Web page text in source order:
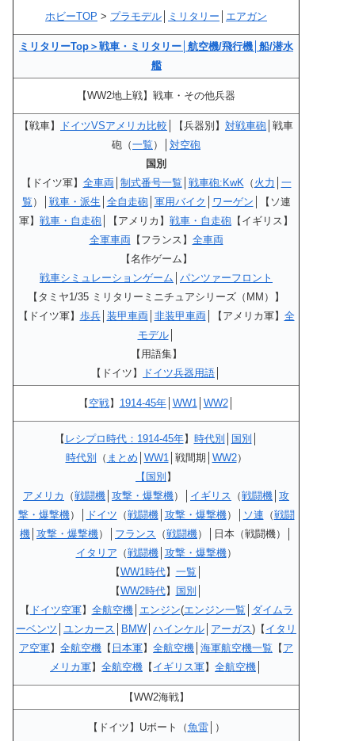
ホビーTOP > プラモデル ミリタリー エアガン
ミリタリーTop ＞ 戦車・ミリタリー 航空機/飛行機 船/潜水
艦
【WW2地上戦】戦車・その他兵器
【戦車】 ドイツVSアメリカ比較 │【兵器別】 対戦車砲 │戦車
砲（一覧 ）│ 対空砲
国別
【ドイツ軍】 全車両 制式番号一覧 戦車砲:KwK （ 火力
一
覧 ）│ 戦車・派生 全自走砲│ 軍用バイク ワーゲン │【ソ連
軍】 戦車・自走砲 │【アメリカ】 戦車・自走砲 【イギリス】
全軍車両 【フランス】 全車両
【名作ゲーム】
戦車シミュレーションゲーム パンツァーフロント
【タミヤ1/35 ミリタリーミニチュアシリーズ（MM）】
【ドイツ軍】 歩兵│ 装甲車両 非装甲車両 │【アメリカ軍】 全
モデル│
【用語集】
【ドイツ】
ドイツ兵器用語
【空戦】 1914-45年│ WW1 WW2│
【 レシプロ時代：1914-45年】 時代別 国別
時代別 （ まとめ WW1 │戦間期│ WW2）
【国別】
アメリカ
（戦闘機 攻撃・爆撃機）│ イギリス （戦闘機 攻
撃・爆撃機）│ ドイツ （戦闘機│ 攻撃・爆撃機）│ ソ連 （戦闘
機 攻撃・爆撃機）│ フランス （戦闘機）│日本（戦闘機）│
イタリア （戦闘機│ 攻撃・爆撃機）
【WW1時代】 一覧
【WW2時代】 国別
【 ドイツ空軍】 全航空機│ エンジン(エンジン一覧
ダイムラ
ーベンツ
ユンカース BMW ハインケル アーガス)【イタリ
ア空軍】 全航空機 【 日本軍】 全航空機 海軍航空機一覧 【ア
メリカ軍】 全航空機 【イギリス軍】 全航空機
【WW2海戦】
【ドイツ】Uボート（魚雷│）